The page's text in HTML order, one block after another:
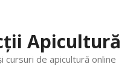
Apicultură
cursuri de apicultură online